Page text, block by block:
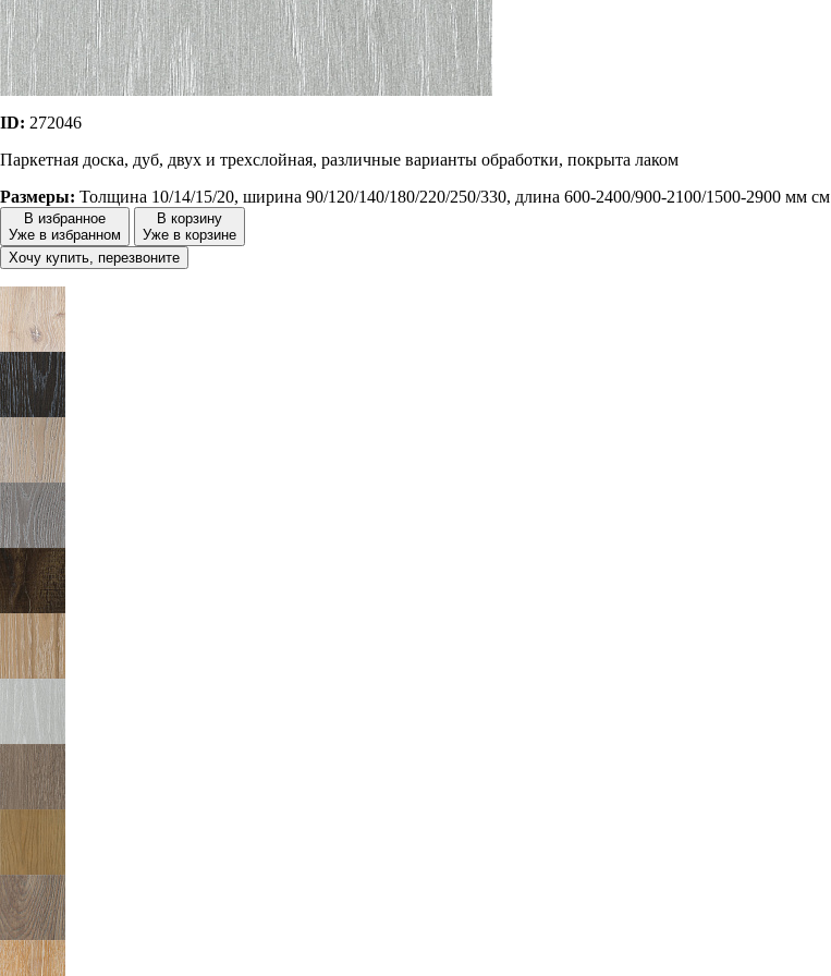
ID: 272046
Паркетная доска, дуб, двух и трехслойная, различные варианты обработки, покрыта лаком
Размеры: Толщина 10/14/15/20, ширина 90/120/140/180/220/250/330, длина 600-2400/900-2100/1500-2900 мм см
В избранное
Уже в избранном
В корзину
Уже в корзине
Хочу купить, перезвоните